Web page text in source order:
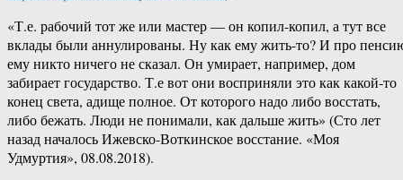
«Т.е. рабочий тот же или мастер — он копил-копил, а тут все
вклады были аннулированы. Ну как ему жить-то? И про
ему никто ничего не сказал. Он умирает, например, дом
забирает государство. Т.е вот они восприняли это как какой-то
конец света, адище полное. От которого надо либо восстать,
либо бежать. Люди не понимали, как дальше жить» (Сто лет
назад началось Ижевско-Воткинское восстание. «Моя
Удмуртия», 08.08.2018).